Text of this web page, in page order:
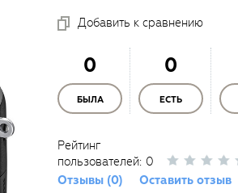
Добавить к сравнению
0
БЫЛА
0
ЕСТЬ
Рейтинг
пользователей: 0
Отзывы (0)
Оставить отзыв